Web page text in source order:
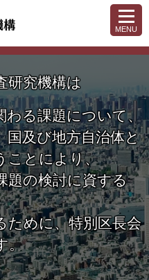
MENU
研究機構は
わる課題について、
国及び地方自治体と
ことにより、
題の検討に資する
ために、特別区長会
。